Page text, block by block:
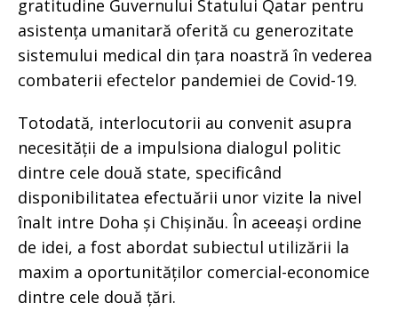
gratitudine Guvernului Statului Qatar pentru
asistența umanitară oferită cu generozitate
sistemului medical din țara noastră în vederea
combaterii efectelor pandemiei de Covid-19.
Totodată, interlocutorii au convenit asupra
necesității de a impulsiona dialogul politic
dintre cele două state, specificând
disponibilitatea efectuării unor vizite la nivel
înalt intre Doha și Chișinău. În aceeași ordine
de idei, a fost abordat subiectul utilizării la
maxim a oportunităților comercial-economice
dintre cele două țări.